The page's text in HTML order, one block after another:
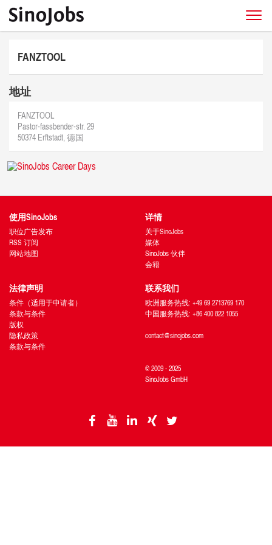
FANZTOOL
地址
FANZTOOL
Pastor-fassbender-str. 29
50374 Erftstadt, 德国
使用SinoJobs
职位广告发布
RSS 订阅
网站地图
详情
关于SinoJobs
媒体
SinoJobs 伙伴
会籍
法律声明
条件（适用于申请者）
条款与条件
版权
隐私政策
条款与条件
联系我们
欧洲服务热线: +49 69 2713769 170
中国服务热线: +86 400 822 1055
contact@sinojobs.com
© 2009 - 2025
SinoJobs GmbH